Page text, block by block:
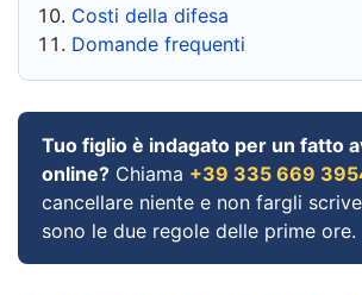
Costi della difesa
Domande frequenti
Tuo figlio è indagato per un fatto
online? Chiama +39 335 669
cancellare niente e non fargli
sono le due regole delle prime ore.